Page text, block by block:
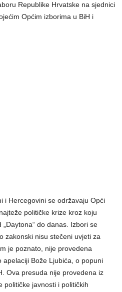
Republike Hrvatske na sjednici
Općim izborima u BiH i
i Hercegovini se održavaju Opći
političke krize kroz koju
do danas. Izbori se
zakonski nisu stečeni uvjeti za
je poznato, nije provedena
apelaciji Bože Ljubića, o popuni
Ova presuda nije provedena iz
političke javnosti i političkih